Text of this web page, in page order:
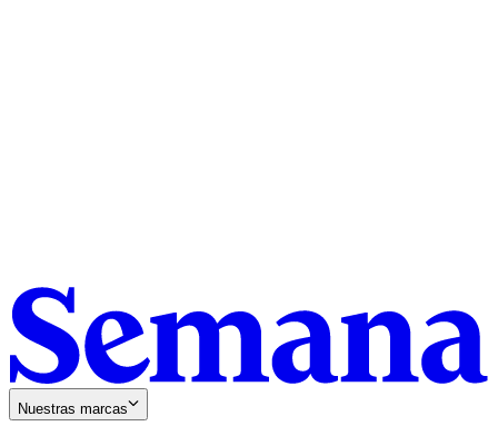
Nuestras marcas